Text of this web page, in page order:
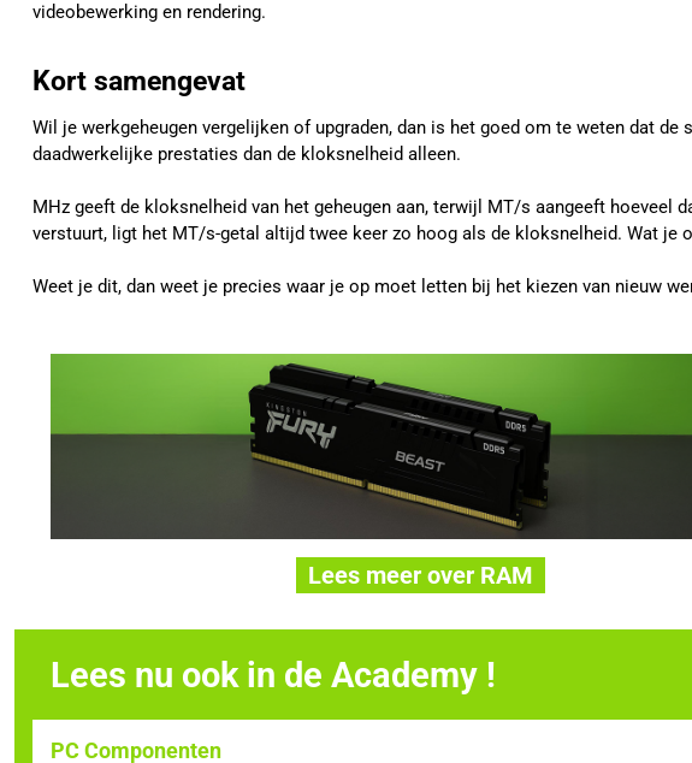
videobewerking en rendering.
Kort samengevat
Wil je werkgeheugen vergelijken of upgraden, dan is het goed om te weten dat
daadwerkelijke prestaties dan de kloksnelheid alleen.
MHz geeft de kloksnelheid van het geheugen aan, terwijl MT/s aangeeft hoeveel
verstuurt, ligt het MT/s-getal altijd twee keer zo hoog als de kloksnelheid. Wat
Weet je dit, dan weet je precies waar je op moet letten bij het kiezen van nieuw
Lees meer over RAM
Lees nu ook in de Academy !
PC Componenten